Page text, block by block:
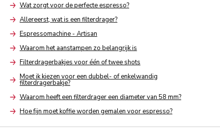
ArrowWat zorgt voor de perfecte espresso?
ArrowAllereerst, wat is een filterdrager?
ArrowEspressomachine - Artisan
ArrowWaarom het aanstampen zo belangrijk is
ArrowFilterdragerbakjes voor één of twee shots
Arrow
Moet ik kiezen voor een dubbel- of enkelwandig
filterdragerbakje?
ArrowWaarom heeft een filterdrager een diameter van 58 mm?
ArrowHoe fijn moet koffie worden gemalen voor espresso?